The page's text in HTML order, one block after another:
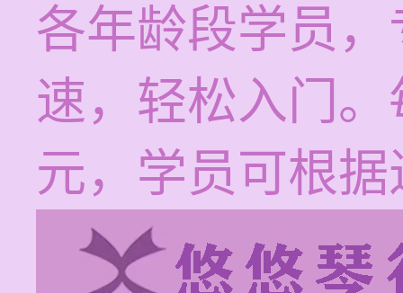
各年龄段学员
速，轻松入门
元，学员可根